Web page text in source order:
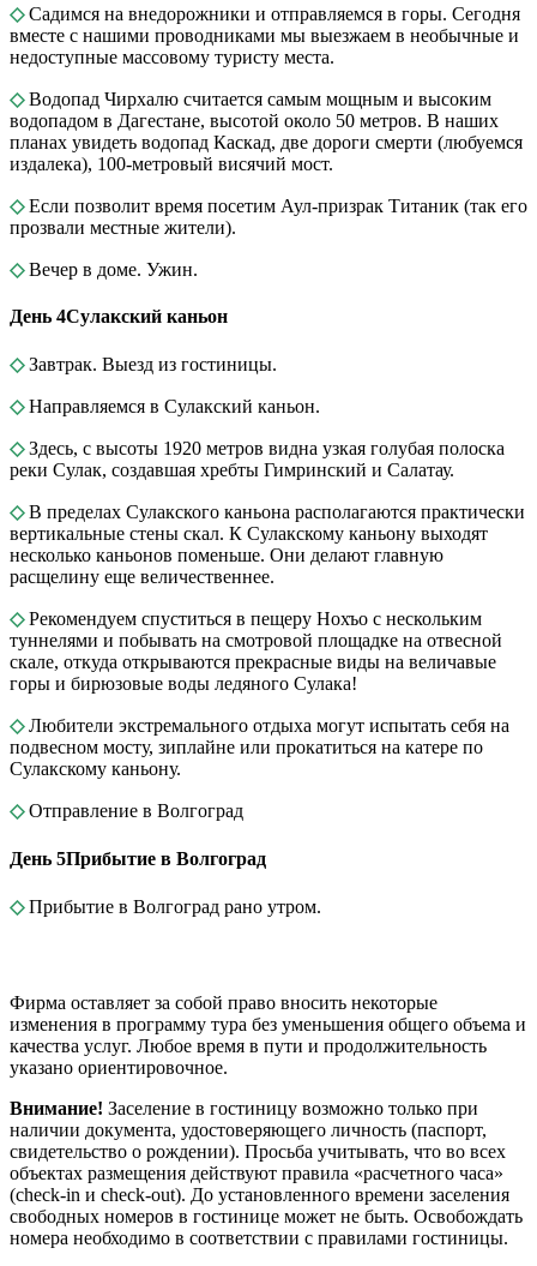
◇Садимся на внедорожники и отправляемся в горы. Сегодня
вместе с нашими проводниками мы выезжаем в необычные и
недоступные массовому туристу места.
◇Водопад Чирхалю считается самым мощным и высоким
водопадом в Дагестане, высотой около 50 метров. В наших
планах увидеть водопад Каскад, две дороги смерти (любуемся
издалека), 100-метровый висячий мост.
◇Если позволит время посетим Аул-призрак Титаник (так его
прозвали местные жители).
◇Вечер в доме. Ужин.
День 4Сулакский каньон
◇Завтрак. Выезд из гостиницы.
◇Направляемся в Сулакский каньон.
◇Здесь, с высоты 1920 метров видна узкая голубая полоска
реки Сулак, создавшая хребты Гимринский и Салатау.
◇В пределах Сулакского каньона располагаются практически
вертикальные стены скал. К Сулакскому каньону выходят
несколько каньонов поменьше. Они делают главную
расщелину еще величественнее.
◇Рекомендуем спуститься в пещеру Нохъо с нескольким
туннелями и побывать на смотровой площадке на отвесной
скале, откуда открываются прекрасные виды на величавые
горы и бирюзовые воды ледяного Сулака!
◇Любители экстремального отдыха могут испытать себя на
подвесном мосту, зиплайне или прокатиться на катере по
Сулакскому каньону.
◇Отправление в Волгоград
День 5Прибытие в Волгоград
◇Прибытие в Волгоград рано утром.
Фирма оставляет за собой право вносить некоторые
изменения в программу тура без уменьшения общего объема и
качества услуг. Любое время в пути и продолжительность
указано ориентировочное.
Внимание! Заселение в гостиницу возможно только при
наличии документа, удостоверяющего личность (паспорт,
свидетельство о рождении). Просьба учитывать, что во всех
объектах размещения действуют правила «расчетного часа»
(check-in и check-out). До установленного времени заселения
свободных номеров в гостинице может не быть. Освобождать
номера необходимо в соответствии с правилами гостиницы.